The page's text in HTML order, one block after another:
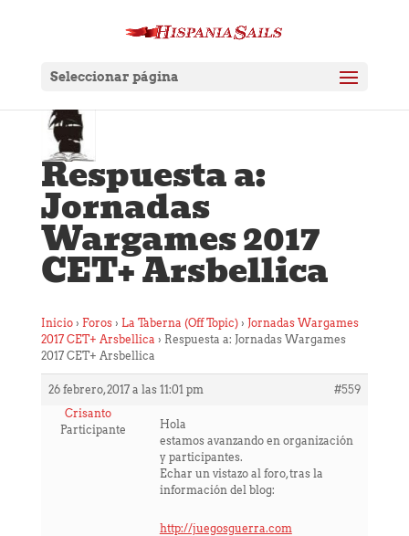
Seleccionar página
Respuesta a:
Jornadas
Wargames 2017
CET+ Arsbellica
Inicio › Foros › La Taberna (Off Topic) › Jornadas Wargames
2017 CET+ Arsbellica › Respuesta a: Jornadas Wargames
2017 CET+ Arsbellica
26 febrero, 2017 a las 11:01 pm
#559
Crisanto
Participante
Hola
estamos avanzando en organización
y participantes.
Echar un vistazo al foro, tras la
información del blog:
http://juegosguerra.com